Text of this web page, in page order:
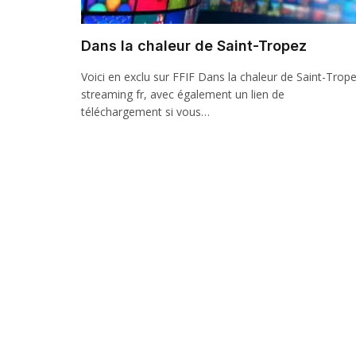
Dans la chaleur de Saint-Tropez
Voici en exclu sur FFIF Dans la chaleur de Saint-
streaming fr, avec également un lien de
téléchargement si vous…